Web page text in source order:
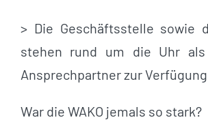
> Die Geschäftsstelle sowie
stehen rund um die Uhr als
Ansprechpartner zur
War die WAKO jemals so stark?